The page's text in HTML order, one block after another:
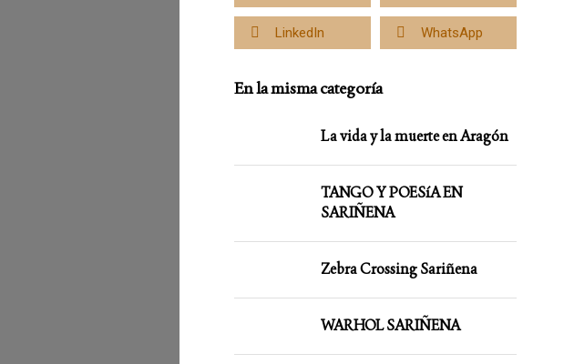
LinkedIn WhatsApp
En la misma categoría
La vida y la muerte en Aragón
TANGO Y POESíA EN
SARIÑENA
Zebra Crossing Sariñena
WARHOL SARIÑENA